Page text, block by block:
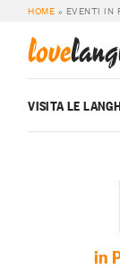
HOME » EVENTI IN
love
VISITA LE
in